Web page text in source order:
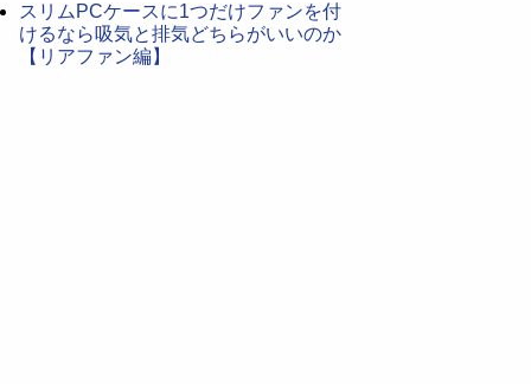
スリムPCケースに1つだけファンを付
けるなら吸気と排気どちらがいいのか
【リアファン編】